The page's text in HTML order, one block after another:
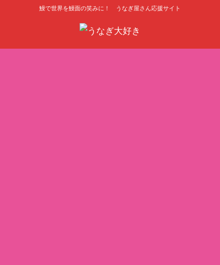
鰻で世界を鰻面の笑みに！ うなぎ屋さん応援サイト